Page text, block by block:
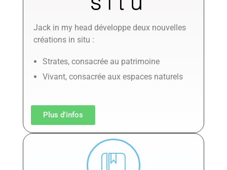
Jack in my head développe deux nouvelles
créations in situ :
Strates, consacrée au patrimoine
Vivant, consacrée aux espaces naturels
Plus d'infos